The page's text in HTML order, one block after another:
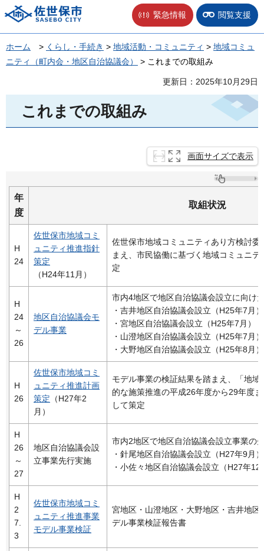
佐世保市 緊急情報 閲覧支援
ホーム > くらし・手続き > 地域活動・コミュニティ > 地域コミュ
ニティ（町内会・地区自治協議会）
> これまでの取組み
更新日：2025年10月29日
これまでの取組み
画面サイズで表示
年
度
取組状況
H
24
佐世保市地域コミ
ュニティ推進指針
策定
（H24年11月）
佐世保市地域コミュニティあり方検討
まえ、市民協働に基づく地域コミュニ
定
H
24
～
26
地区自治協議会モ
デル事業
市内4地区で地区自治協議会設立に向け
・吉井地区自治協議会設立（H25年7月）
・宮地区自治協議会設立（H25年7月）
・山澄地区自治協議会設立（H25年7月）
・大野地区自治協議会設立（H25年8月）
H
26
佐世保市地域コミ
ュニティ推進計画
策定 （H27年2
月）
モデル事業の検証結果を踏まえ、「地
的な施策推進の平成26年度から29年度
して策定
H
26
～
27
地区自治協議会設
立事業先行実施
市内2地区で地区自治協議会設立事業の
・針尾地区自治協議会設立（H27年9月）
・小佐々地区自治協議会設立（H27年12
H
2
7.
3
佐世保市地域コミ
ュニティ推進事業
モデル事業検証
宮地区・山澄地区・大野地区・吉井地
デル事業検証報告書